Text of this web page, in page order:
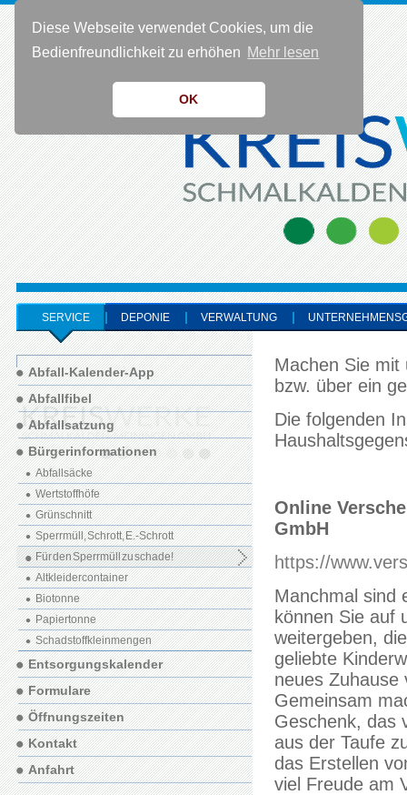
Diese Webseite verwendet Cookies, um die
Bedienfreundlichkeit zu erhöhen Mehr lesen
OK
KONTAKT 0 36 83 - 40 91 0
SERVICE DEPONIE VERWALTUNG
Machen Sie mit
bzw. über ein
Die folgenden
Online
GmbH
https://
Manchmal sind
können Sie auf
weitergeben,
geliebte
neues Zuhause
Gemeinsam
Geschenk, das
aus der Taufe
das Erstellen
viel Freude am
Abfall-Kalender-App
Abfallfibel
Abfallsatzung
Bürgerinformationen
Abfallsäcke
Wertstoffhöfe
Grünschnitt
Sperrmüll, Schrott, E.-Schrott
Für den Sperrmüll zu schade!
Altkleidercontainer
Biotonne
Papiertonne
Schadstoffkleinmengen
Entsorgungskalender
Formulare
Öffnungszeiten
Kontakt
Anfahrt